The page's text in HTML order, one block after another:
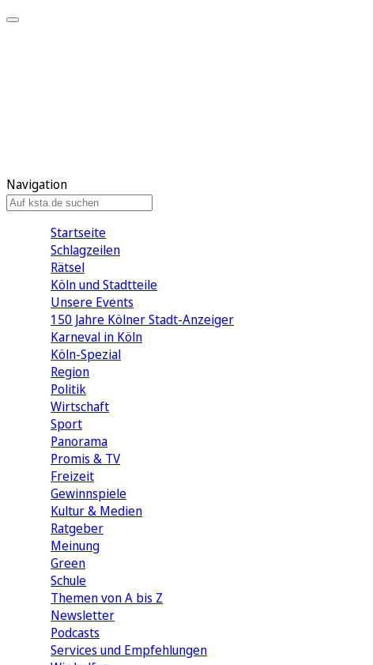
Navigation
Startseite
Schlagzeilen
Rätsel
Köln und Stadtteile
Unsere Events
150 Jahre Kölner Stadt-Anzeiger
Karneval in Köln
Köln-Spezial
Region
Politik
Wirtschaft
Sport
Panorama
Promis & TV
Freizeit
Gewinnspiele
Kultur & Medien
Ratgeber
Meinung
Green
Schule
Themen von A bis Z
Newsletter
Podcasts
Services und Empfehlungen